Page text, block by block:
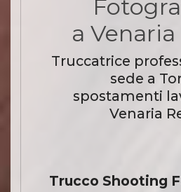
a Venaria
Truccatrice
sede a
spostamenti
Venaria
Trucco Shooting